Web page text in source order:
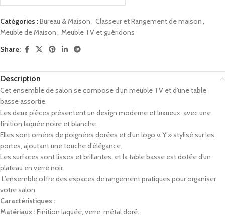
0
Catégories :Bureau & Maison, Classeur et Rangement de maison,
Meuble de Maison, Meuble TV et guéridons
Share:
Description
Cet ensemble de salon se compose d’un meuble TV et d’une table
basse assortie.
Les deux pièces présentent un design moderne et luxueux, avec une
finition laquée noire et blanche.
Elles sont ornées de poignées dorées et d’un logo « Y » stylisé sur les
portes, ajoutant une touche d’élégance.
Les surfaces sont lisses et brillantes, et la table basse est dotée d’un
plateau en verre noir.
L’ensemble offre des espaces de rangement pratiques pour organiser
votre salon.
Caractéristiques :
Matériaux :Finition laquée, verre, métal doré.